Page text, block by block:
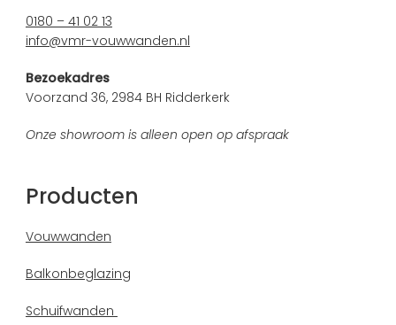
0180 – 41 02 13
info@vmr-vouwwanden.nl
Bezoekadres
Voorzand 36, 2984 BH Ridderkerk
Onze showroom is alleen open op afspraak
Producten
Vouwwanden
Balkonbeglazing
Schuifwanden